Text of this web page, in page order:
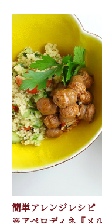
簡単アレンジレシピ